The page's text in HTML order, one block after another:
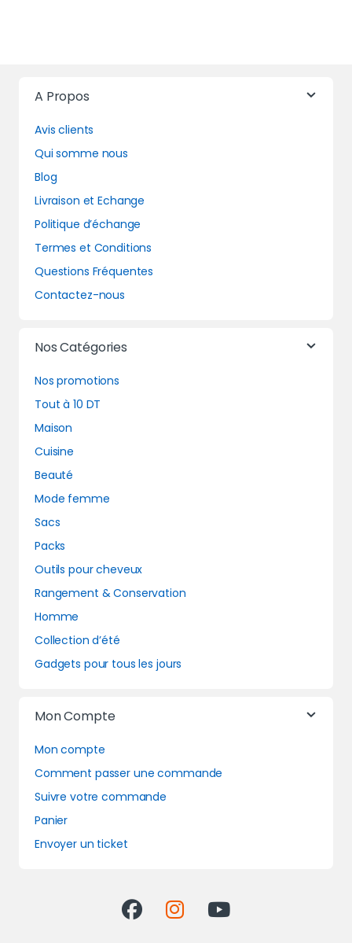
A Propos
Avis clients
Qui somme nous
Blog
Livraison et Echange
Politique d’échange
Termes et Conditions
Questions Fréquentes
Contactez-nous
Nos Catégories
Nos promotions
Tout à 10 DT
Maison
Cuisine
Beauté
Mode femme
Sacs
Packs
Outils pour cheveux
Rangement & Conservation
Homme
Collection d’été
Gadgets pour tous les jours
Mon Compte
Mon compte
Comment passer une commande
Suivre votre commande
Panier
Envoyer un ticket